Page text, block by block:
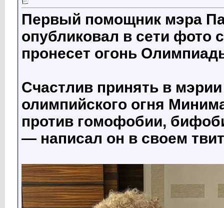
Первый помощник мэра
опубликовал в сети фото
пронесет огонь
Счастлив принять в
олимпийского огня
против гомофобии,
— написал он в своем